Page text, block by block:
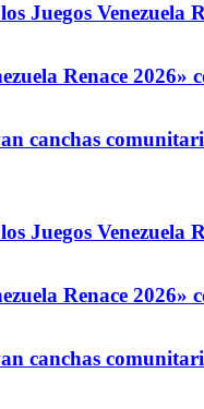
Juegos Venezuela
Renace 2026»
canchas
Juegos Venezuela
Renace 2026»
canchas